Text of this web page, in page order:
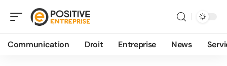
Communication Droit Entreprise News